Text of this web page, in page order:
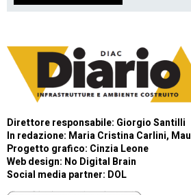
Direttore responsabile: Giorgio Santilli
In redazione: Maria Cristina Carlini,
Progetto grafico: Cinzia Leone
Web design: No Digital Brain
Social media partner: DOL